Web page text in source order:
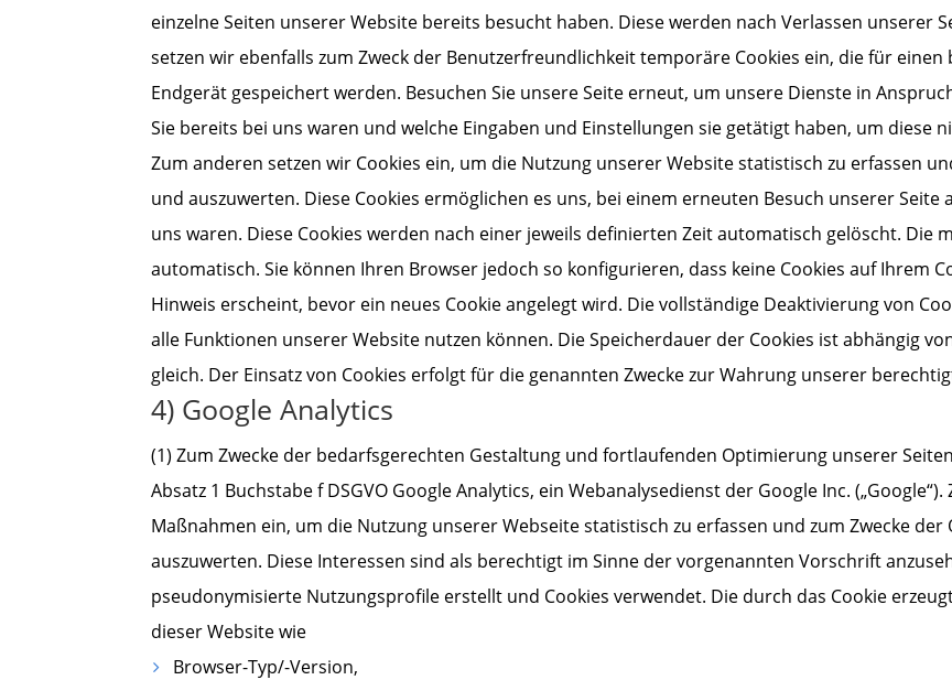
einzelne Seiten unserer Website bereits besucht haben. Diese werden nach Verlassen unserer
setzen wir ebenfalls zum Zweck der Benutzerfreundlichkeit temporäre Cookies ein, die für
Endgerät gespeichert werden. Besuchen Sie unsere Seite erneut, um unsere Dienste in
Sie bereits bei uns waren und welche Eingaben und Einstellungen sie getätigt haben, um diese
Zum anderen setzen wir Cookies ein, um die Nutzung unserer Website statistisch zu erfassen
und auszuwerten. Diese Cookies ermöglichen es uns, bei einem erneuten Besuch unserer
uns waren. Diese Cookies werden nach einer jeweils definierten Zeit automatisch gelöscht. Die
automatisch. Sie können Ihren Browser jedoch so konfigurieren, dass keine Cookies auf Ihrem
Hinweis erscheint, bevor ein neues Cookie angelegt wird. Die vollständige Deaktivierung von
alle Funktionen unserer Website nutzen können. Die Speicherdauer der Cookies ist abhängig
gleich. Der Einsatz von Cookies erfolgt für die genannten Zwecke zur Wahrung unserer
4) Google Analytics
(1) Zum Zwecke der bedarfsgerechten Gestaltung und fortlaufenden Optimierung unserer
Absatz 1 Buchstabe f DSGVO Google Analytics, ein Webanalysedienst der Google Inc.
Maßnahmen ein, um die Nutzung unserer Webseite statistisch zu erfassen und zum Zwecke
auszuwerten. Diese Interessen sind als berechtigt im Sinne der vorgenannten Vorschrift
pseudonymisierte Nutzungsprofile erstellt und Cookies verwendet. Die durch das Cookie
dieser Website wie
Browser-Typ/-Version,